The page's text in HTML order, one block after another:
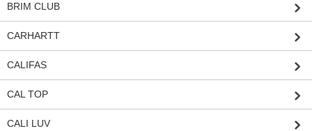
BRIM CLUB
CARHARTT
CALIFAS
CAL TOP
CALI LUV